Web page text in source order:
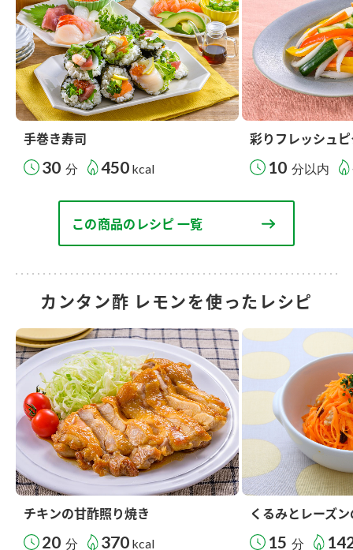
手巻き寿司
30 分 450 kcal
彩りフレッシュ
10 分以内
この商品のレシピ 一覧
カンタン酢 レモンを使ったレシピ
チキンの甘酢照り焼き
20 分 370 kcal
くるみとレーズ
15 分